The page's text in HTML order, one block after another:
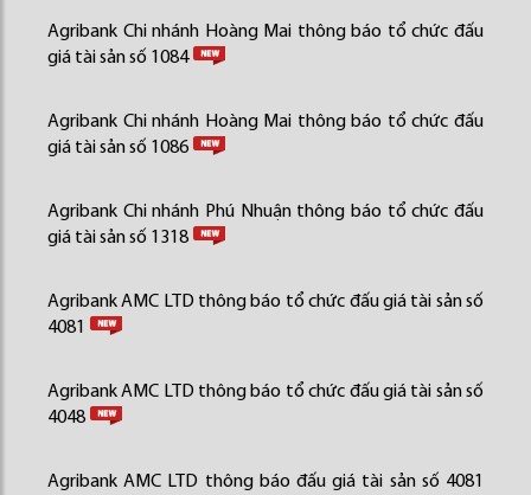
Agribank Chi nhánh Hoàng Mai thông báo tổ chức đấu
giá tài sản số 1084
Agribank Chi nhánh Hoàng Mai thông báo tổ chức đấu
giá tài sản số 1086
Agribank Chi nhánh Phú Nhuận thông báo tổ chức đấu
giá tài sản số 1318
Agribank AMC LTD thông báo tổ chức đấu giá tài sản số
4081
Agribank AMC LTD thông báo tổ chức đấu giá tài sản số
4048
Agribank AMC LTD thông báo đấu giá tài sản số 4081